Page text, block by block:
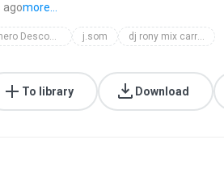
agomore...
Gênero Desconhecido j.som dj rony mix carretinha j.som
To library Download